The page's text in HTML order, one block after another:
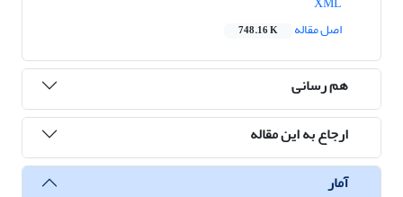
اصل مقاله
748.16 K
هم رسانی
ارجاع به این مقاله
آمار